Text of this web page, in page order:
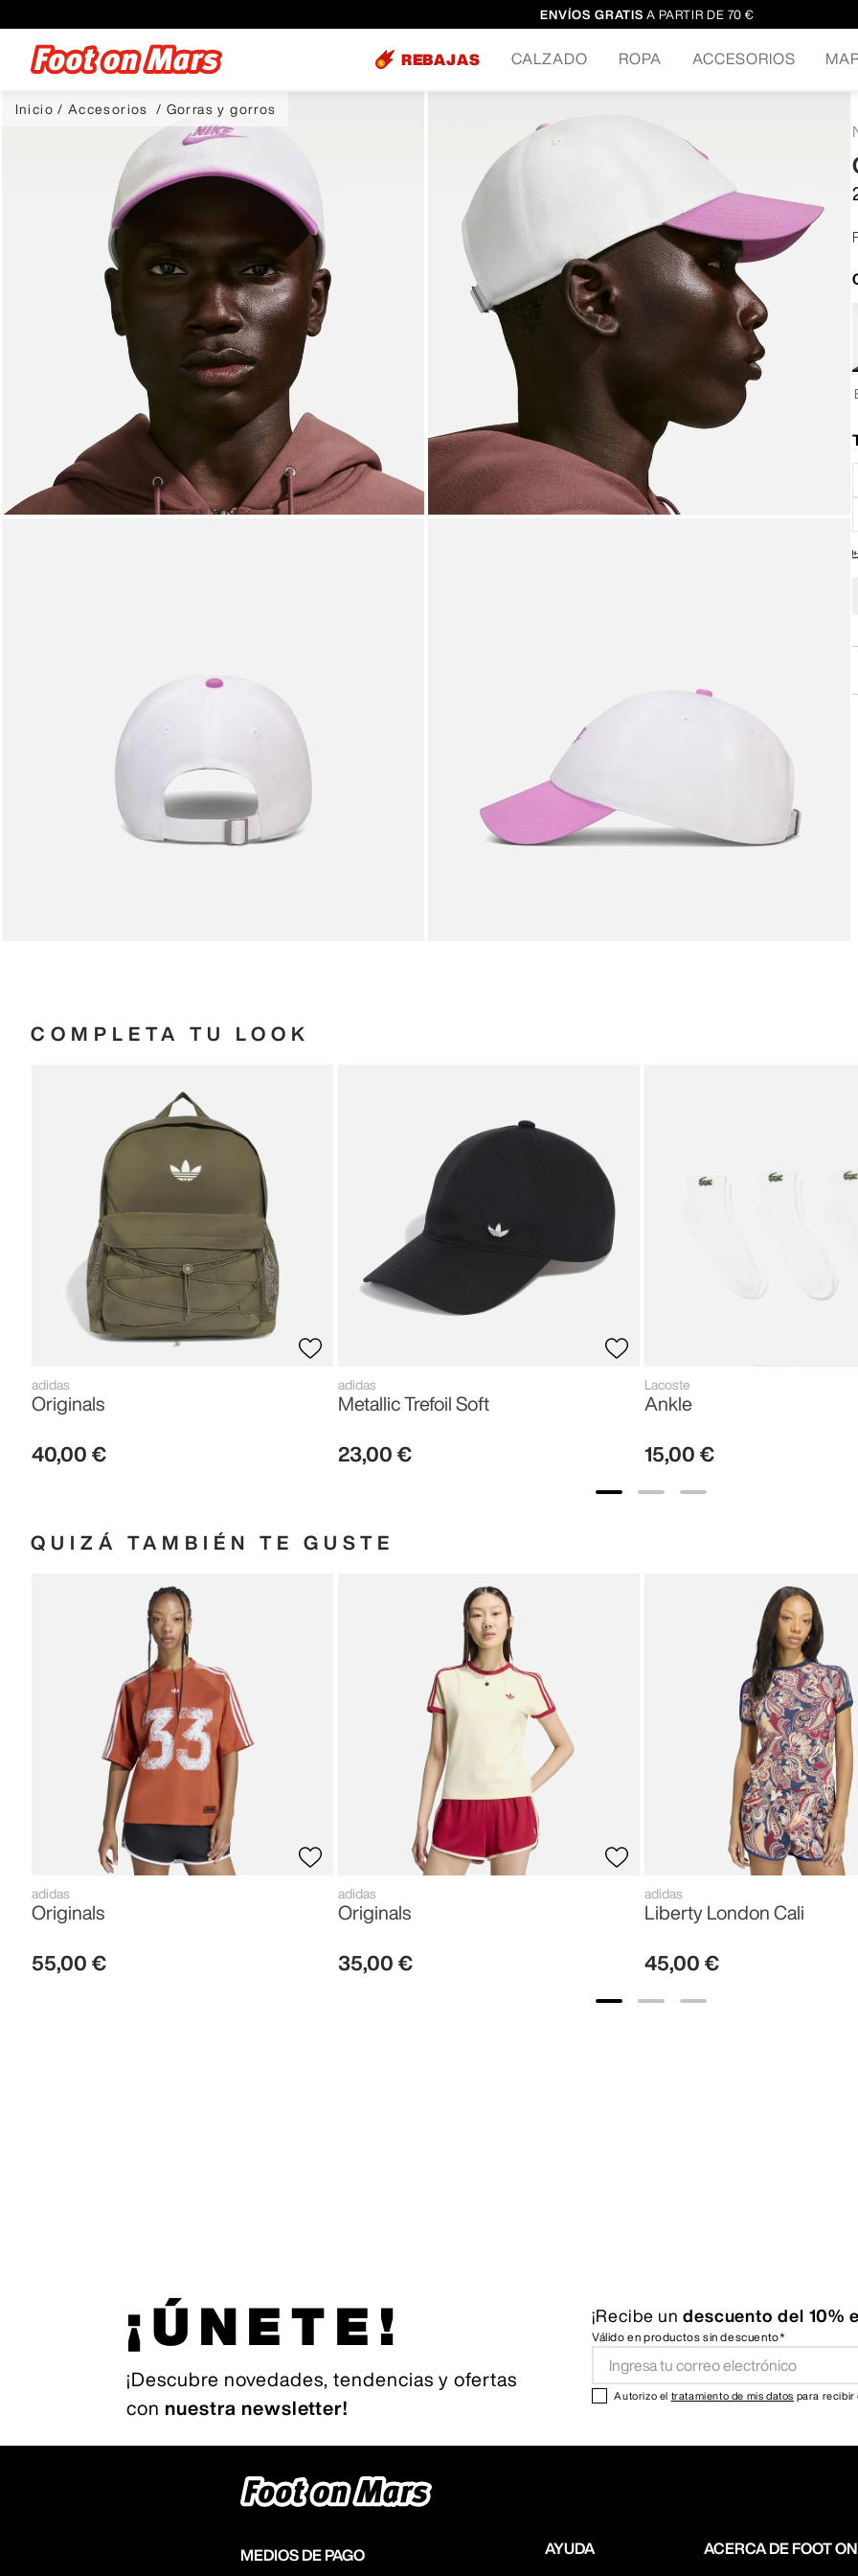
ENVÍOS GRATIS A PARTIR DE 70 €
REBAJAS CALZADO ROPA ACCESORIOS
Accesorios Gorras y gorros
COMPLETA TU LOOK
adidas
Originals
40,00 €
adidas
Metallic Trefoil Soft
23,00 €
Lacoste
Ankle
15,00 €
QUIZÁ TAMBIÉN TE GUSTE
adidas
Originals
55,00 €
adidas
Originals
35,00 €
adidas
Liberty London Cali
45,00 €
¡ÚNETE!
¡Descubre novedades, tendencias y ofertas
con nuestra newsletter!
¡Recibe un descuento del 10%
Válido en productos sin descuento*
Autorizo el tratamiento de mis datos para recibir
MEDIOS DE PAGO AYUDA ACERCA DE FOOT